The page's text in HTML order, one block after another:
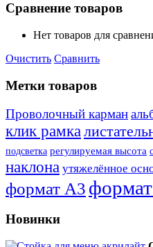
Сравнение товаров
Нет товаров для
Очистить Сравнить
Метки товаров
Проволочный карман
клик рамка
подсветка регулируемая высота
наклона утяжелённое
формат А3
Новинки